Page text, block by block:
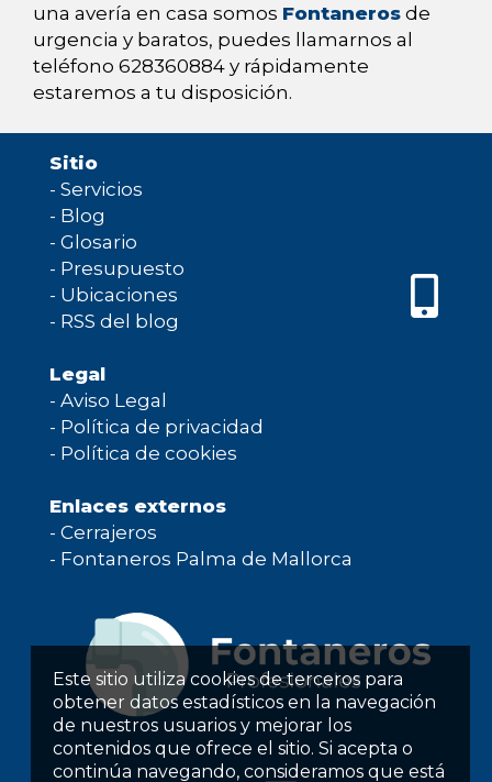
Este sitio utiliza cookies de terceros para
obtener datos estadísticos en la navegación
de nuestros usuarios y mejorar los
contenidos que ofrece el sitio. Si acepta o
continúa navegando, consideramos que está
una avería en casa somos Fontaneros de
urgencia y baratos, puedes llamarnos al
teléfono 628360884 y rápidamente
estaremos a tu disposición.
Sitio
- Servicios
- Blog
- Glosario
- Presupuesto
- Ubicaciones
- RSS del blog
Legal
- Aviso Legal
- Política de privacidad
- Política de cookies
Enlaces externos
- Cerrajeros
- Fontaneros Palma de Mallorca